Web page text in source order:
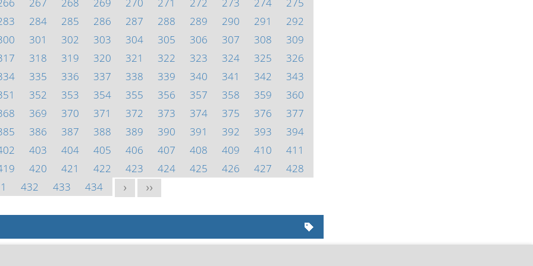
284 285 286 287 288 289 290 291
292
301 302 303 304 305 306 307 308
309
318 319 320 321 322 323 324 325
326
335 336 337 338 339 340 341 342
343
352 353 354 355 356 357 358 359
360
369 370 371 372 373 374 375 376
377
386 387 388 389 390 391 392 393
394
403 404 405 406 407 408 409 410
411
420 421 422 423 424 425 426 427
428
432 433 434 > >>